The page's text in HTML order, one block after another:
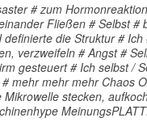
# zum
Fließen # Selbst #
die Struktur #
verzweifeln # Angst #
gesteuert # Ich selbst /
mehr mehr mehr Chaos
stecken,